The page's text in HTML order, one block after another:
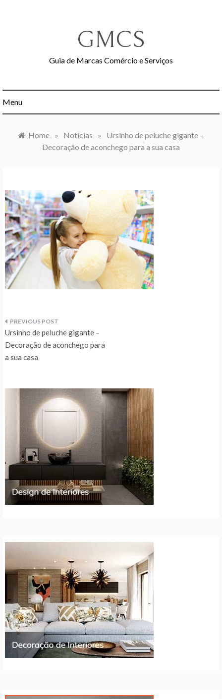
GMCS
Guia de Marcas Comércio e Serviços
Menu
Home » Notícias »
Ursinho de peluche gigante –
Decoração de aconchego para a sua casa
Navegação
de
Ursinho de peluche gigante –
Decoração de aconchego para
a sua casa